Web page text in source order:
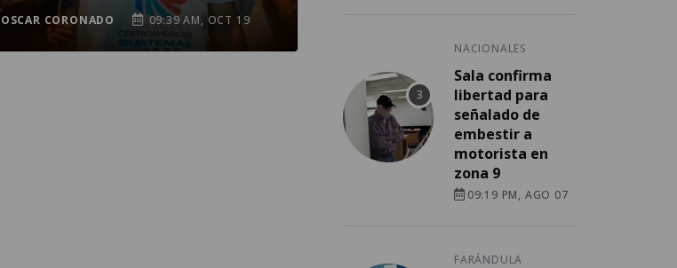
OSCAR CORONADO 09:39 AM, OCT 19
NACIONALES
Sala confirma
libertad para
señalado de
embestir a
motorista en
zona 9
09:19 PM, AGO 07
FARÁNDULA